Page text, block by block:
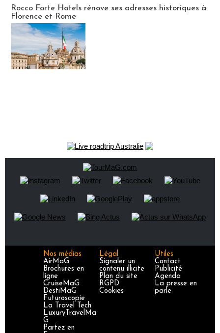
Rocco Forte Hotels rénove ses adresses historiques à
Florence et Rome
Nos médias
AirMaG
Brochures en
ligne
CruiseMaG
DestiMaG
Futuroscopie
La Travel Tech
LuxuryTravelMa
G
Partez en
Légal
Signaler un
contenu illicite
Plan du site
RGPD
Cookies
Utiles
Contact
Publicité
Agenda
La presse en
parle